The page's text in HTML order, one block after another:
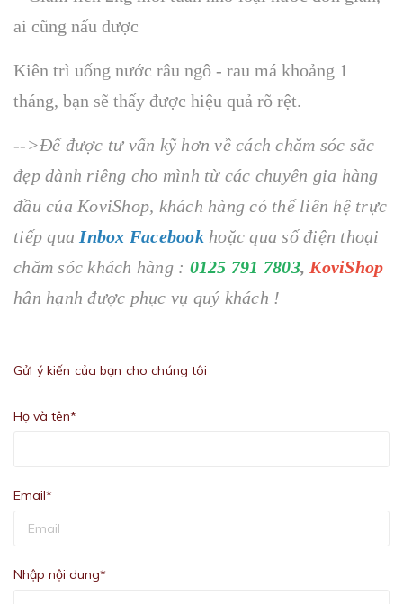
Kiên trì uống nước râu ngô - rau má khoảng 1
tháng, bạn sẽ thấy được hiệu quả rõ rệt.
-->Để được tư vấn kỹ hơn về cách chăm sóc sắc
đẹp dành riêng cho mình từ các chuyên gia hàng
đầu của KoviShop, khách hàng có thể liên hệ trực
tiếp qua Inbox Facebookhoặc qua số điện thoại
chăm sóc khách hàng : 0125 791 7803, KoviShop
hân hạnh được phục vụ quý khách !
Gửi ý kiến của bạn cho chúng tôi
Họ và tên*
Email*
Nhập nội dung*